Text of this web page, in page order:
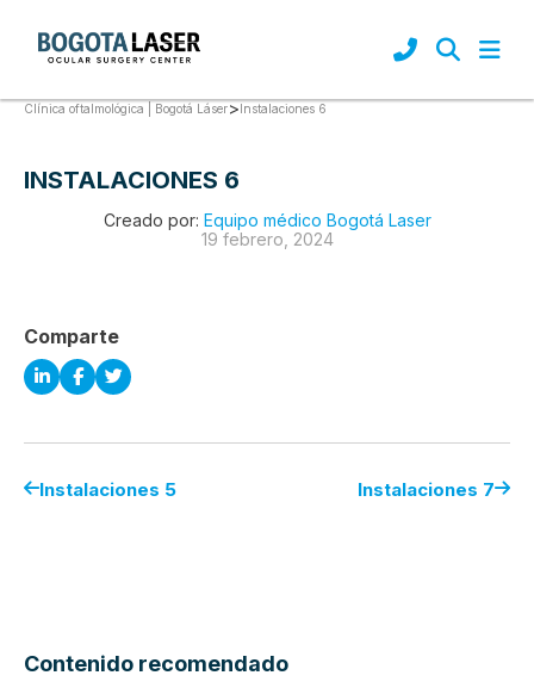
Clínica oftalmológica | Bogotá Láser>Instalaciones 6
INSTALACIONES 6
Creado por: Equipo médico Bogotá Laser
19 febrero, 2024
Comparte
Instalaciones 5 Instalaciones 7
Contenido recomendado